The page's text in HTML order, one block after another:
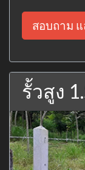
สอบถาม
รั้วสูง